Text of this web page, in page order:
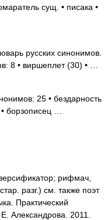
сущ. • писака •
русских синонимов.
8 • виршеплет (30) • …
25 • бездарность
борзописец …
рифмач,
разг.) см. также поэт
Практический
Александрова. 2011.